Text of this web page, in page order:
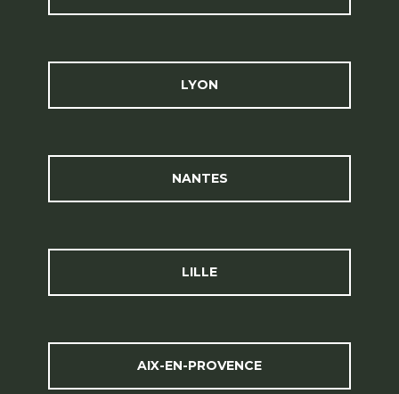
LYON
NANTES
LILLE
AIX-EN-PROVENCE